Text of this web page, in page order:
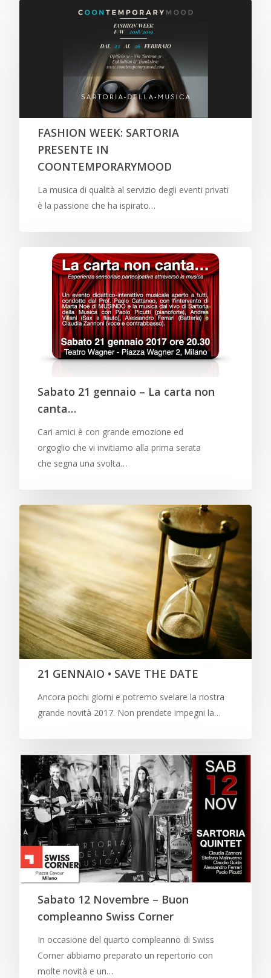
FASHION WEEK: SARTORIA
PRESENTE IN
COONTEMPORARYMOOD
La musica di qualità al servizio degli eventi privati
è la passione che ha ispirato…
Sabato 21 gennaio – La carta non
canta…
Cari amici è con grande emozione ed
orgoglio che vi invitiamo alla prima serata
che segna una svolta…
21 GENNAIO • SAVE THE DATE
Ancora pochi giorni e potremo svelare la nostra
grande novità 2017. Non prendete impegni la…
Sabato 12 Novembre – Buon
compleanno Swiss Corner
In occasione del quarto compleanno di Swiss
Corner abbiamo preparato un repertorio con
molte novità e un…